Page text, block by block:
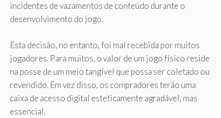
incidentes de vazamentos de conteúdo durante o
desenvolvimento do jogo.
Esta decisão, no entanto, foi mal recebida por muitos
jogadores. Para muitos, o valor de um jogo físico reside
na posse de um meio tangível que possa ser coletado ou
revendido. Em vez disso, os compradores terão uma
caixa de acesso digital esteticamente agradável, mas
essencial.